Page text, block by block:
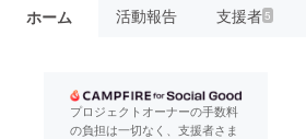
ホーム 活動報告 支援者5
プロジェクトオーナーの手数料
の負担は一切なく、支援者さま